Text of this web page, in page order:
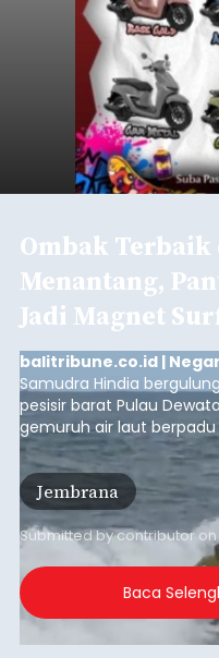
Ombak Terbaik
Menantang,
Jadi Magnet
balitribune.co.id |
Samudra Hindia
pesisir barat Pulau
gemuruh air laut
penonton yang
Kecamatan Pekutatan
Ratusan peselancar dari
nusantara berkompetisi
terbaik dan menantang.
Jembrana
Submitted bycontributoron
Baca